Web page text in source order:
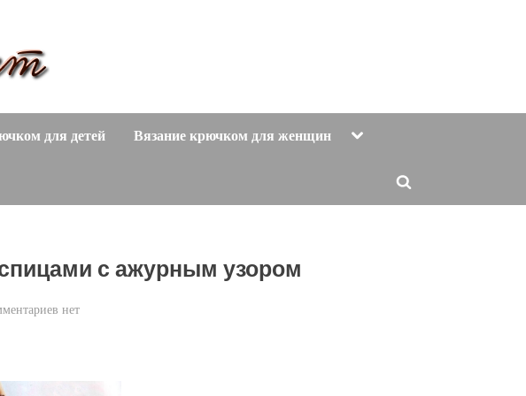
для детей Вязание крючком для женщин Toggle
Toggle
с ажурным узором
кнет